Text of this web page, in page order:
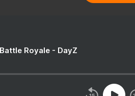
Royale - DayZ